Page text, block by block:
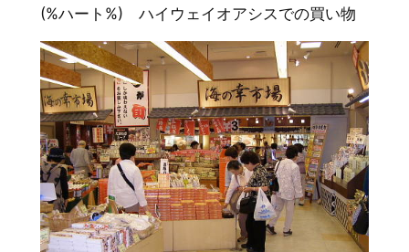
(%ハート%) ハイウェイオアシスでの買い物